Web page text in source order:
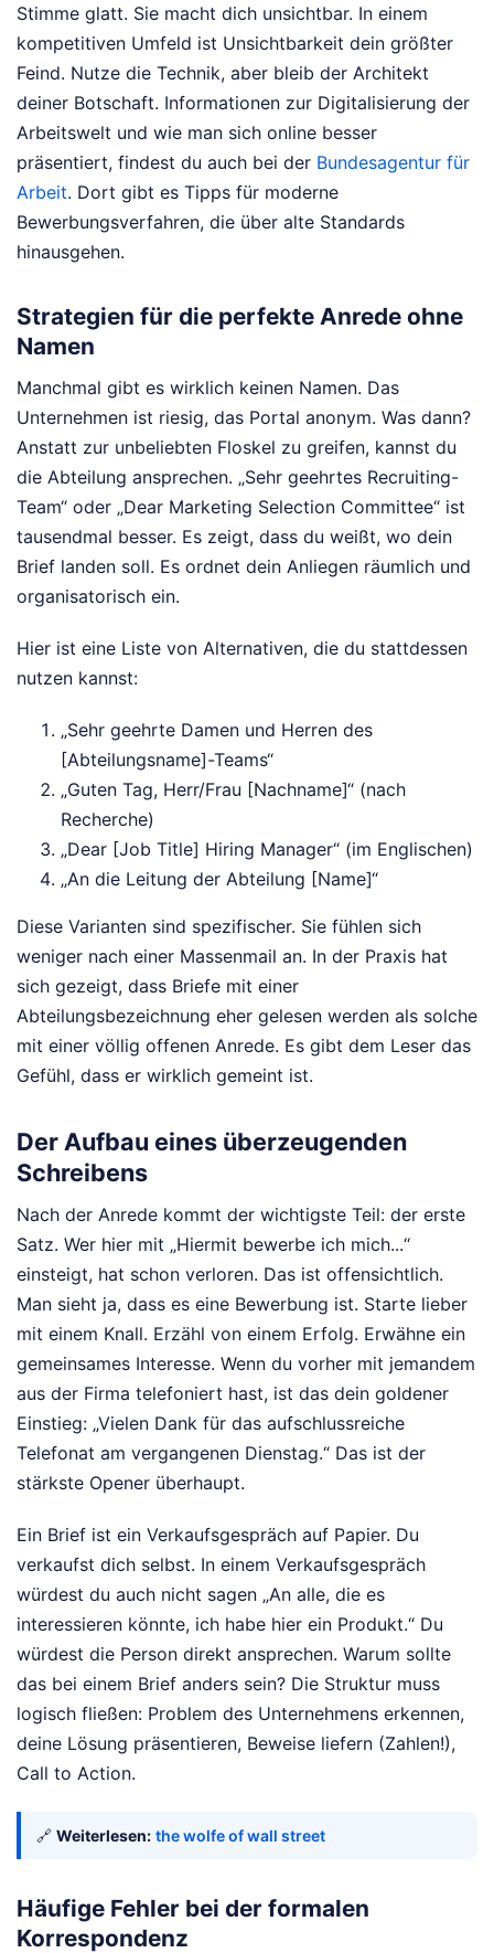
Stimme glatt. Sie macht dich unsichtbar. In einem
kompetitiven Umfeld ist Unsichtbarkeit dein größter
Feind. Nutze die Technik, aber bleib der Architekt
deiner Botschaft. Informationen zur Digitalisierung der
Arbeitswelt und wie man sich online besser
präsentiert, findest du auch bei der Bundesagentur für
Arbeit. Dort gibt es Tipps für moderne
Bewerbungsverfahren, die über alte Standards
hinausgehen.
Strategien für die perfekte Anrede ohne
Namen
Manchmal gibt es wirklich keinen Namen. Das
Unternehmen ist riesig, das Portal anonym. Was dann?
Anstatt zur unbeliebten Floskel zu greifen, kannst du
die Abteilung ansprechen. „Sehr geehrtes Recruiting-
Team“ oder „Dear Marketing Selection Committee“ ist
tausendmal besser. Es zeigt, dass du weißt, wo dein
Brief landen soll. Es ordnet dein Anliegen räumlich und
organisatorisch ein.
Hier ist eine Liste von Alternativen, die du stattdessen
nutzen kannst:
„Sehr geehrte Damen und Herren des
[Abteilungsname]-Teams“
„Guten Tag, Herr/Frau [Nachname]“ (nach
Recherche)
„Dear [Job Title] Hiring Manager“ (im Englischen)
„An die Leitung der Abteilung [Name]“
Diese Varianten sind spezifischer. Sie fühlen sich
weniger nach einer Massenmail an. In der Praxis hat
sich gezeigt, dass Briefe mit einer
Abteilungsbezeichnung eher gelesen werden als solche
mit einer völlig offenen Anrede. Es gibt dem Leser das
Gefühl, dass er wirklich gemeint ist.
Der Aufbau eines überzeugenden
Schreibens
Nach der Anrede kommt der wichtigste Teil: der erste
Satz. Wer hier mit „Hiermit bewerbe ich mich...“
einsteigt, hat schon verloren. Das ist offensichtlich.
Man sieht ja, dass es eine Bewerbung ist. Starte lieber
mit einem Knall. Erzähl von einem Erfolg. Erwähne ein
gemeinsames Interesse. Wenn du vorher mit jemandem
aus der Firma telefoniert hast, ist das dein goldener
Einstieg: „Vielen Dank für das aufschlussreiche
Telefonat am vergangenen Dienstag.“ Das ist der
stärkste Opener überhaupt.
Ein Brief ist ein Verkaufsgespräch auf Papier. Du
verkaufst dich selbst. In einem Verkaufsgespräch
würdest du auch nicht sagen „An alle, die es
interessieren könnte, ich habe hier ein Produkt.“ Du
würdest die Person direkt ansprechen. Warum sollte
das bei einem Brief anders sein? Die Struktur muss
logisch fließen: Problem des Unternehmens erkennen,
deine Lösung präsentieren, Beweise liefern (Zahlen!),
Call to Action.
🔗 Weiterlesen: the wolfe of wall street
Häufige Fehler bei der formalen
Korrespondenz